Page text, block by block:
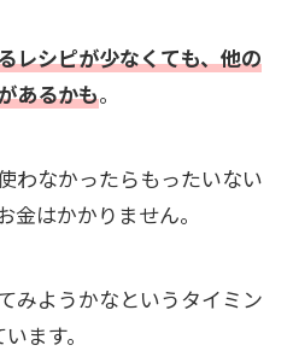
レシピが少なくても、他の
あるかも。
わなかったらもったいない
金はかかりません。
みようかなというタイミン
ます。